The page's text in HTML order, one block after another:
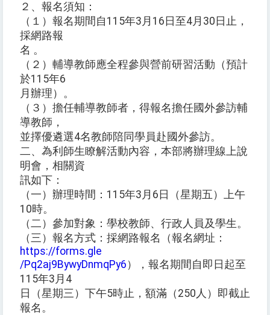
２、報名須知：
（１）報名期間自115年3月16日至4月30日止，
採網路報
名 。
（２）輔導教師應全程參與營前研習活動（預計
於115年6
月辦理）。
（３）擔任輔導教師者，得報名擔任國外參訪輔
導教師，
並擇優遴選4名教師陪同學員赴國外參訪。
二、為利師生瞭解活動內容，本部將辦理線上說
明會，相關資
訊如下：
（一）辦理時間：115年3月6日（星期五）上午
10時。
（二）參加對象：學校教師、行政人員及學生。
（三）報名方式：採網路報名（報名網址：
https://forms.gle
/Pq2aj9BywyDnmqPy6 ），報名期間自即日起至
115年3月4
日（星期三）下午5時止，額滿（250人）即截止
報名。